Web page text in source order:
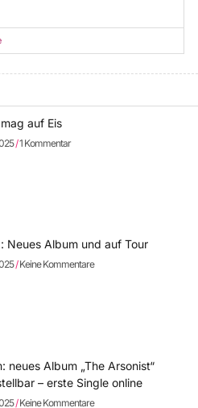
auf Eis
1 Kommentar
Neues Album und auf Tour
Keine Kommentare
neues Album „The Arsonist“
– erste Single online
Keine Kommentare